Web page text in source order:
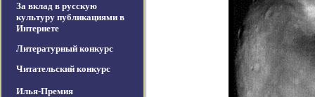
За вклад в русскую
культуру публикациями в
Интернете
Литературный конкурс
Читательский конкурс
Илья-Премия